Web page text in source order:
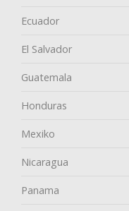
Ecuador
El Salvador
Guatemala
Honduras
Mexiko
Nicaragua
Panama